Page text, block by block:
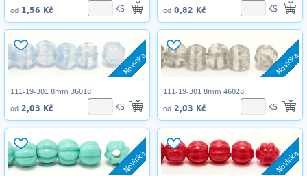
od 1,56 Kč KS
od 0,82 Kč KS
Novinka
111-19-301 8mm 36018
od 2,03 Kč KS
Novinka
111-19-301 8mm 46028
od 2,03 Kč KS
Novinka Novinka